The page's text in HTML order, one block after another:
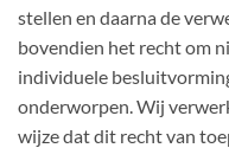
stellen en daarna de
bovendien het recht om
individuele
onderworpen. Wij
wijze dat dit recht van